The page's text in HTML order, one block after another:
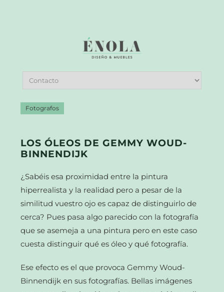
Fotografos
LOS ÓLEOS DE GEMMY WOUD-
BINNENDIJK
¿Sabéis esa proximidad entre la pintura
hiperrealista y la realidad pero a pesar de la
similitud vuestro ojo es capaz de distinguirlo de
cerca? Pues pasa algo parecido con la fotografía
que se asemeja a una pintura pero en este caso
cuesta distinguir qué es óleo y qué fotografía.
Ese efecto es el que provoca Gemmy Woud-
Binnendijk en sus fotografías. Bellas imágenes